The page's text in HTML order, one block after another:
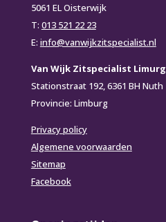
5061 EL Oisterwijk
T: 013 521 22 23
E: info@vanwijkzitspecialist.nl
Van Wijk Zitspecialist Limurg
Stationstraat 192, 6361 BH Nuth
Provincie: Limburg
Privacy policy
Algemene voorwaarden
Sitemap
Facebook